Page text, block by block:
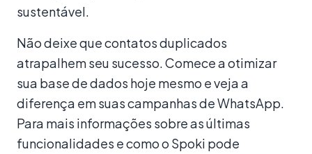
sustentável.
Não deixe que contatos duplicados
atrapalhem seu sucesso. Comece a otimizar
sua base de dados hoje mesmo e veja a
diferença em suas campanhas de WhatsApp.
Para mais informações sobre as últimas
funcionalidades e como o Spoki pode